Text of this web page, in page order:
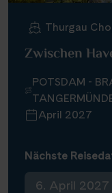
Thurgau
Zwischen
POTSDAM -
April 2027
Nächste
6. April 2027